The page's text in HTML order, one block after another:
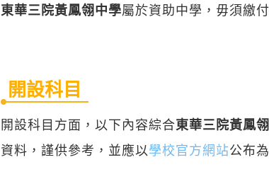
東華三院黃鳳翎中學屬於資助中學，毋須繳
開設科目
開設科目方面，以下內容綜合東華三院黃鳳
資料，謹供參考，並應以學校官方網站公布